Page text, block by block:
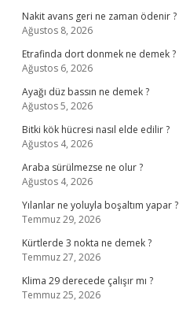
Nakit avans geri ne zaman ödenir ?
Ağustos 8, 2026
Etrafinda dort donmek ne demek ?
Ağustos 6, 2026
Ayağı düz bassın ne demek ?
Ağustos 5, 2026
Bitki kök hücresi nasıl elde edilir ?
Ağustos 4, 2026
Araba sürülmezse ne olur ?
Ağustos 4, 2026
Yılanlar ne yoluyla boşaltım yapar ?
Temmuz 29, 2026
Kürtlerde 3 nokta ne demek ?
Temmuz 27, 2026
Klima 29 derecede çalışır mı ?
Temmuz 25, 2026